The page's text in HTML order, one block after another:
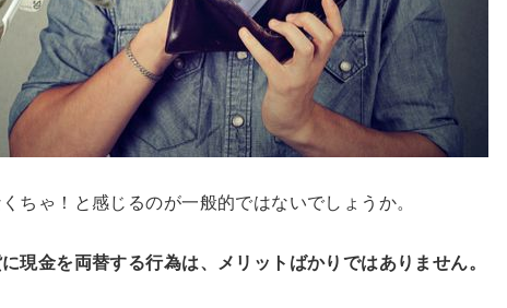
ちゃ！と感じるのが一般的ではないでしょうか。
現金を両替する行為は、メリットばかりではありません。